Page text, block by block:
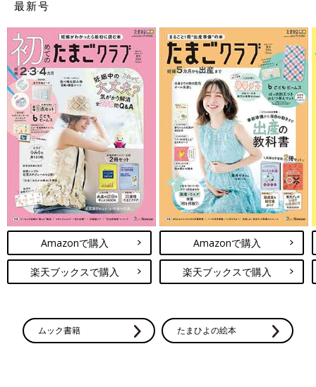
最新号
Amazonで購入
楽天ブックスで購入
Amazonで購入
楽天ブックスで購入
ムック書籍 たまひよの絵本